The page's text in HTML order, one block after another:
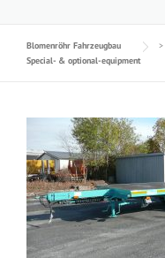
Blomenröhr Fahrzeugbau >
Special- & optional-equipment